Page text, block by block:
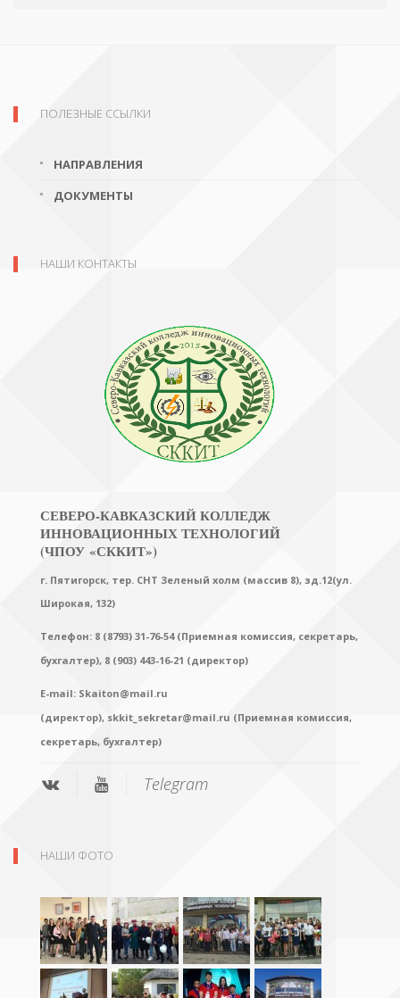
ПОЛЕЗНЫЕ ССЫЛКИ
НАПРАВЛЕНИЯ
ДОКУМЕНТЫ
НАШИ КОНТАКТЫ
СЕВЕРО-КАВКАЗСКИЙ КОЛЛЕДЖ
ИННОВАЦИОННЫХ ТЕХНОЛОГИЙ
(ЧПОУ «СККИТ»)
г. Пятигорск, тер. СНТ Зеленый холм (массив 8), зд.12(ул.
Широкая, 132)
Телефон: 8 (8793) 31-76-54 (Приемная комиссия, секретарь,
бухгалтер), 8 (903) 443-16-21 (директор)
E-mail: Skaiton@mail.ru
(директор), skkit_sekretar@mail.ru (Приемная комиссия,
секретарь, бухгалтер)
Telegram
НАШИ ФОТО